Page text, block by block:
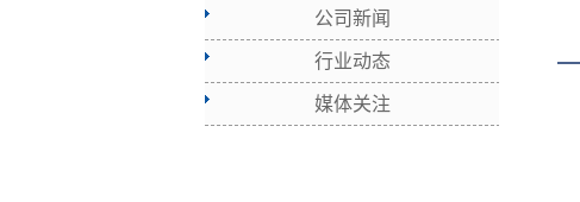
公司新闻
行业动态
媒体关注